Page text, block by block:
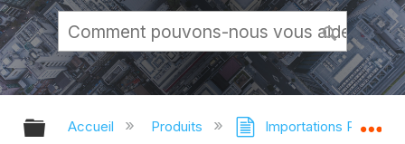
Développer/réduire la hiérarchie
Accueil Produits Importations Procore